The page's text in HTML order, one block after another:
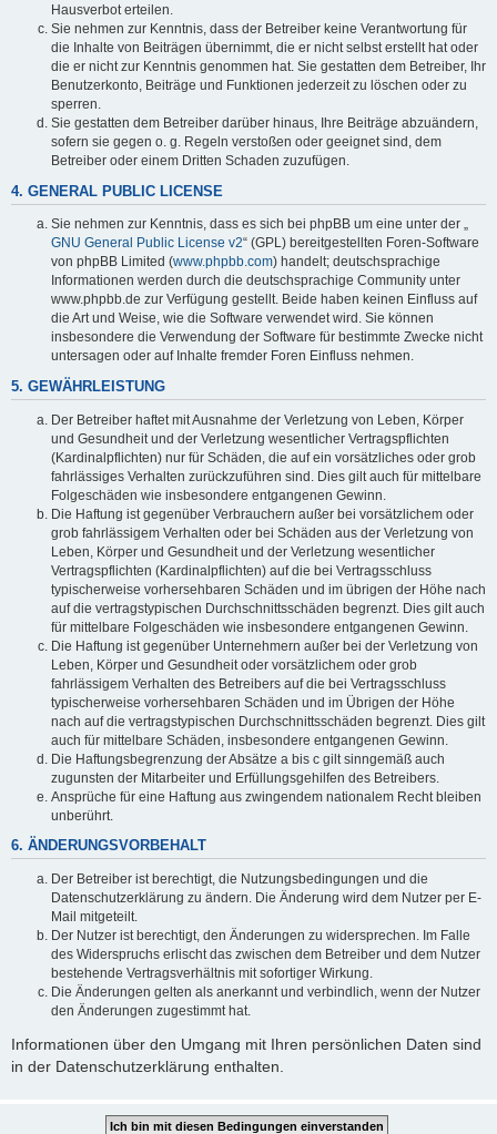
Hausverbot erteilen.
Sie nehmen zur Kenntnis, dass der Betreiber keine Verantwortung für
die Inhalte von Beiträgen übernimmt, die er nicht selbst erstellt hat oder
die er nicht zur Kenntnis genommen hat. Sie gestatten dem Betreiber, Ihr
Benutzerkonto, Beiträge und Funktionen jederzeit zu löschen oder zu
sperren.
Sie gestatten dem Betreiber darüber hinaus, Ihre Beiträge abzuändern,
sofern sie gegen o. g. Regeln verstoßen oder geeignet sind, dem
Betreiber oder einem Dritten Schaden zuzufügen.
4. GENERAL PUBLIC LICENSE
Sie nehmen zur Kenntnis, dass es sich bei phpBB um eine unter der „
GNU General Public License v2“ (GPL) bereitgestellten Foren-Software
von phpBB Limited (www.phpbb.com) handelt; deutschsprachige
Informationen werden durch die deutschsprachige Community unter
www.phpbb.de zur Verfügung gestellt. Beide haben keinen Einfluss auf
die Art und Weise, wie die Software verwendet wird. Sie können
insbesondere die Verwendung der Software für bestimmte Zwecke nicht
untersagen oder auf Inhalte fremder Foren Einfluss nehmen.
5. GEWÄHRLEISTUNG
Der Betreiber haftet mit Ausnahme der Verletzung von Leben, Körper
und Gesundheit und der Verletzung wesentlicher Vertragspflichten
(Kardinalpflichten) nur für Schäden, die auf ein vorsätzliches oder grob
fahrlässiges Verhalten zurückzuführen sind. Dies gilt auch für mittelbare
Folgeschäden wie insbesondere entgangenen Gewinn.
Die Haftung ist gegenüber Verbrauchern außer bei vorsätzlichem oder
grob fahrlässigem Verhalten oder bei Schäden aus der Verletzung von
Leben, Körper und Gesundheit und der Verletzung wesentlicher
Vertragspflichten (Kardinalpflichten) auf die bei Vertragsschluss
typischerweise vorhersehbaren Schäden und im übrigen der Höhe nach
auf die vertragstypischen Durchschnittsschäden begrenzt. Dies gilt auch
für mittelbare Folgeschäden wie insbesondere entgangenen Gewinn.
Die Haftung ist gegenüber Unternehmern außer bei der Verletzung von
Leben, Körper und Gesundheit oder vorsätzlichem oder grob
fahrlässigem Verhalten des Betreibers auf die bei Vertragsschluss
typischerweise vorhersehbaren Schäden und im Übrigen der Höhe
nach auf die vertragstypischen Durchschnittsschäden begrenzt. Dies gilt
auch für mittelbare Schäden, insbesondere entgangenen Gewinn.
Die Haftungsbegrenzung der Absätze a bis c gilt sinngemäß auch
zugunsten der Mitarbeiter und Erfüllungsgehilfen des Betreibers.
Ansprüche für eine Haftung aus zwingendem nationalem Recht bleiben
unberührt.
6. ÄNDERUNGSVORBEHALT
Der Betreiber ist berechtigt, die Nutzungsbedingungen und die
Datenschutzerklärung zu ändern. Die Änderung wird dem Nutzer per E-
Mail mitgeteilt.
Der Nutzer ist berechtigt, den Änderungen zu widersprechen. Im Falle
des Widerspruchs erlischt das zwischen dem Betreiber und dem Nutzer
bestehende Vertragsverhältnis mit sofortiger Wirkung.
Die Änderungen gelten als anerkannt und verbindlich, wenn der Nutzer
den Änderungen zugestimmt hat.
Informationen über den Umgang mit Ihren persönlichen Daten sind
in der Datenschutzerklärung enthalten.